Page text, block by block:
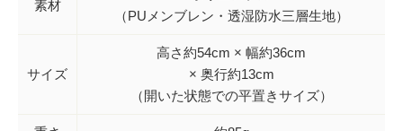
素材
（PUメンブレン・透湿防水三層生地）
サイズ
高さ約54cm × 幅約36cm
× 奥行約13cm
（開いた状態での平置きサイズ）